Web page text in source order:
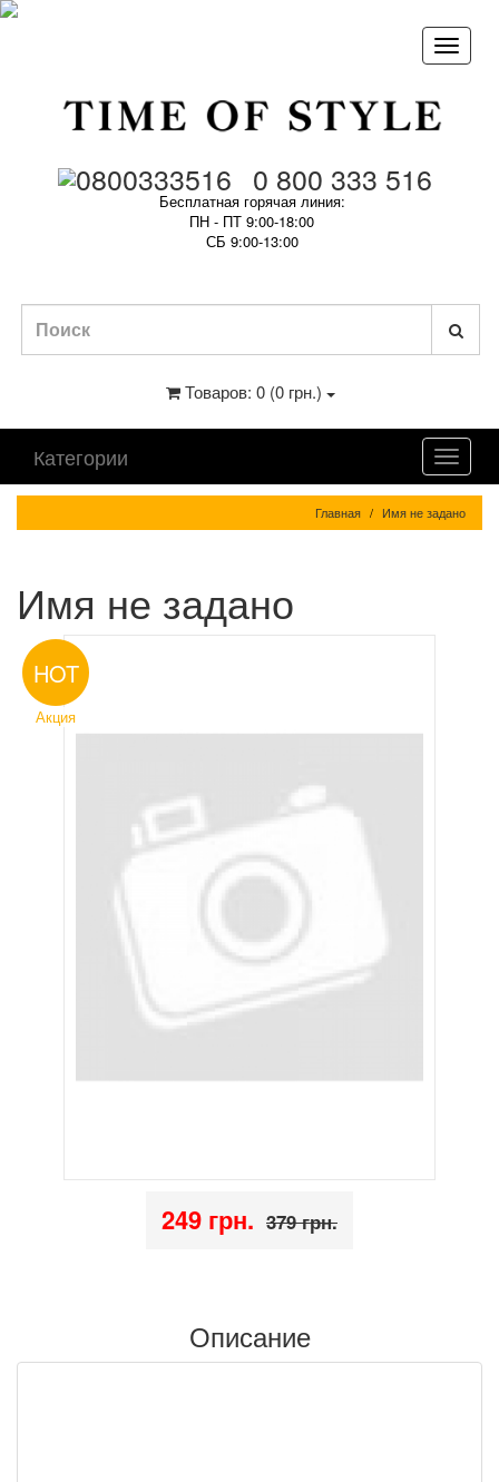
0 800 333 516
Бесплатная горячая линия:
ПН - ПТ 9:00-18:00
СБ 9:00-13:00
Товаров: 0 (0 грн.)
Категории
Главная Имя не задано
Имя не задано
HOT
Акция
249 грн. 379 грн.
Описание